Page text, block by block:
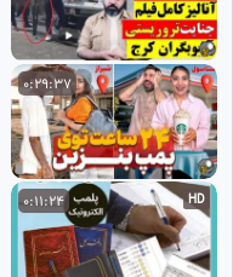
0:29:37
HD
0:11:24